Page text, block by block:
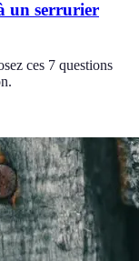
un serrurier
ces 7 questions